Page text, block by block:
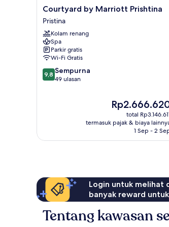
Courtyard
by
Marriott
Prishtina
Pristina
Courtyard by Marriott Prishtina
Pristina
Kolam renang
Spa
Parkir gratis
Wi-Fi Gratis
9.8
dari
9,8 Sempurna
49 ulasan
Harga
sekarang
Rp2.666.620
total
termasuk pajak & biaya
1 Sep - 2
Login untuk melihat
banyak reward
Tentang kawasan